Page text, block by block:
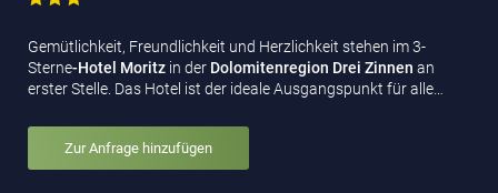
Gemütlichkeit, Freundlichkeit und Herzlichkeit stehen im 3-
Sterne-Hotel Moritz in der Dolomitenregion Drei Zinnen an
erster Stelle. Das Hotel ist der ideale Ausgangspunkt für alle…
Zur Anfrage hinzufügen